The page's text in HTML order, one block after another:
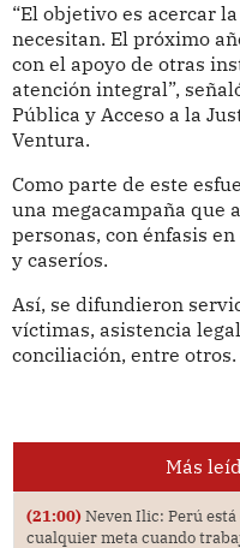
“El objetivo es acercar
necesitan. El próximo
con el apoyo de otras
atención integral”,
Pública y Acceso a la
Ventura.
Como parte de este
una megacampaña que
personas, con énfasis
y caseríos.
Así, se difundieron
víctimas, asistencia
conciliación, entre otros.
Más
(21:00) Neven Ilic: Perú
cualquier meta cuando